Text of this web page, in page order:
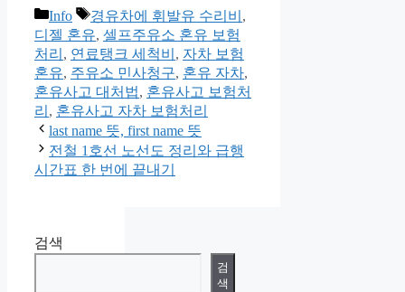
카
테
고
리
Info
태
그
경유차에 휘발유 수리비 ,
디젤 혼유, 셀프주유소 혼유 보험
처리 , 연료탱크 세척비 , 자차 보험
혼유, 주유소 민사청구, 혼유 자차,
혼유사고 대처법, 혼유사고 보험처
리 , 혼유사고 자차 보험처리
last name 뜻, first name 뜻
전철 1호선 노선도 정리와 급행
시간표 한 번에 끝내기
검색
검
색